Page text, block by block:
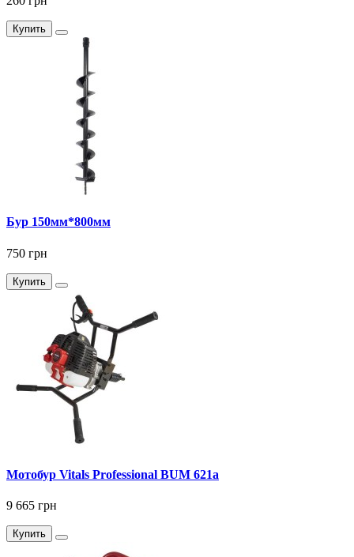
Купить
Бур 150мм*800мм
750 грн
Купить
Мотобур Vitals Professional BUM 621a
9 665 грн
Купить